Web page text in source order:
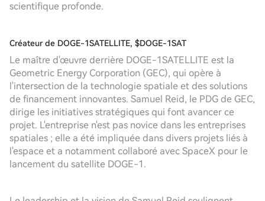
scientifique profonde.
Créateur de DOGE-1SATELLITE, $DOGE-1SAT
Le maître d'œuvre derrière DOGE-1SATELLITE est la
Geometric Energy Corporation (GEC), qui opère à
l'intersection de la technologie spatiale et des solutions
de financement innovantes. Samuel Reid, le PDG de GEC,
dirige les initiatives stratégiques qui font avancer ce
projet. L'entreprise n'est pas novice dans les entreprises
spatiales ; elle a été impliquée dans divers projets liés à
l'espace et a notamment collaboré avec SpaceX pour le
lancement du satellite DOGE-1.